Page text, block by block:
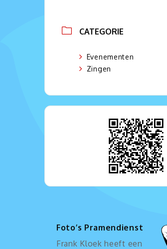
CATEGORIE
Evenementen
Zingen
Foto’s Pramendienst
Frank Kloek heeft een